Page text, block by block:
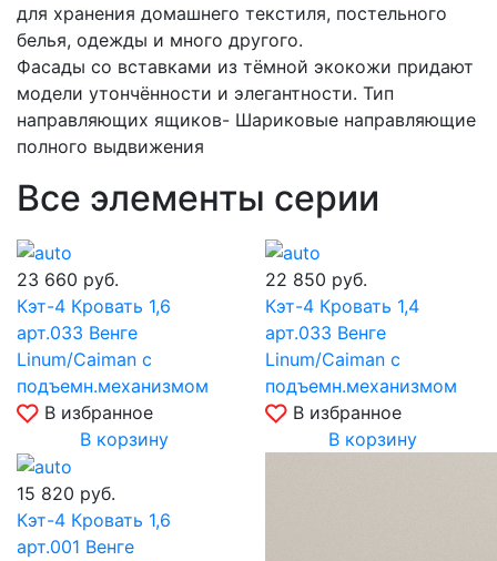
для хранения домашнего текстиля, постельного
белья, одежды и много другого.
Фасады со вставками из тёмной экокожи придают
модели утончённости и элегантности. Тип
направляющих ящиков- Шариковые направляющие
полного выдвижения
Все элементы серии
23 660 руб.
Кэт-4 Кровать 1,6
арт.033 Венге
Linum/Caiman с
подъемн.механизмом
В избранное
В корзину
22 850 руб.
Кэт-4 Кровать 1,4
арт.033 Венге
Linum/Caiman с
подъемн.механизмом
В избранное
В корзину
15 820 руб.
Кэт-4 Кровать 1,6
арт.001 Венге